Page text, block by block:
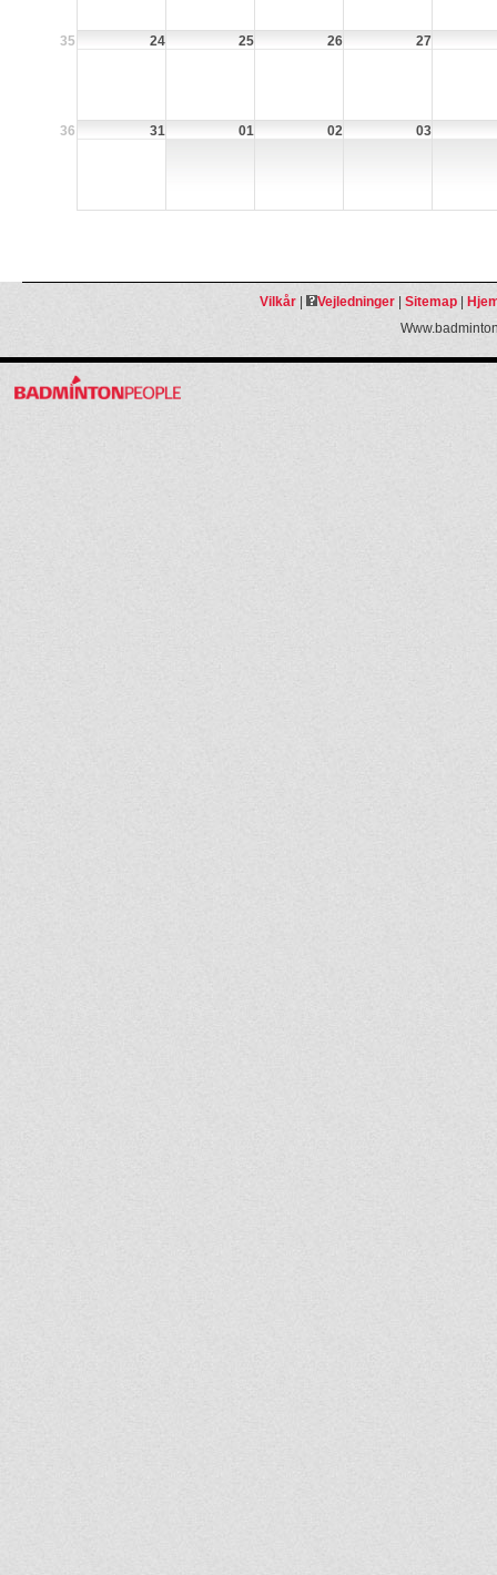
35 24 25 26 27
36 31 01 02 03
Vilkår| Vejledninger| Sitemap|